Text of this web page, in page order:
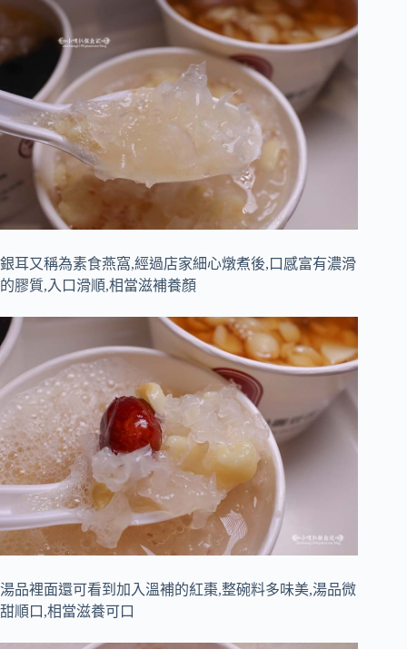
銀耳又稱為素食燕窩,經過店家細心燉煮後,口感富有濃滑
的膠質,入口滑順,相當滋補養顏
湯品裡面還可看到加入溫補的紅棗,整碗料多味美,湯品微
甜順口,相當滋養可口